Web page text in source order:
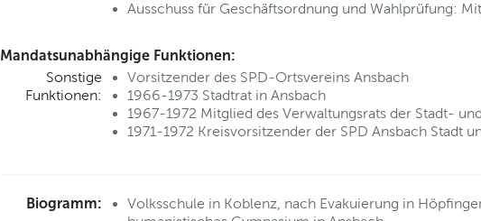
Ausschuss für Geschäftsordnung und Wahlprüfung:
Mandatsunabhängige Funktionen:
Sonstige
Funktionen:
Vorsitzender des SPD-Ortsvereins Ansbach
1966-1973 Stadtrat in Ansbach
1967-1972 Mitglied des Verwaltungsrats der Stadt-
1971-1972 Kreisvorsitzender der SPD Ansbach Stadt
Biogramm:
Volksschule in Koblenz, nach Evakuierung in